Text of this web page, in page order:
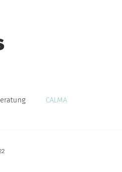
CALMA